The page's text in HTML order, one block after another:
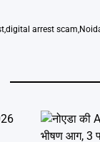
,digital arrest scam,